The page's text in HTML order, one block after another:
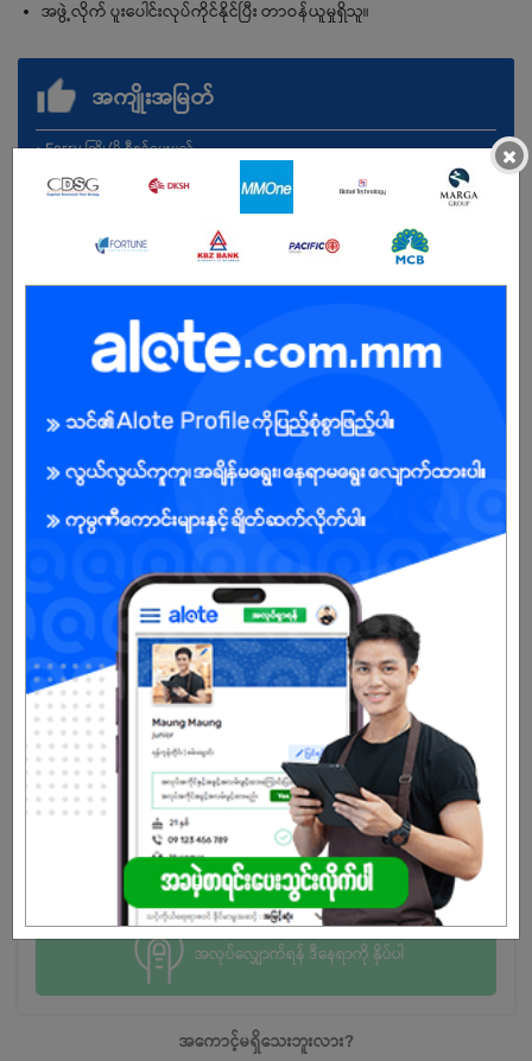
အဖွဲ့လိုက် ပူးပေါင်းလုပ်ကိုင်နိုင်ပြီး တာဝန်ယူမှုရှိသူ။
အကျိုးအမြတ်
• Ferry ကြို/ပို့ စီစဉ်ပေးမည်
• B2B Package ခံစားခွင့်ရရှိမည်
အခွင့်အရေးရှိသူ : ကျား/မ
အလုပ်လျှောက်ရန် ဒီနေရာကို နှိပ်ပါ
အကောင့်မရှိသေးဘူးလား?
×